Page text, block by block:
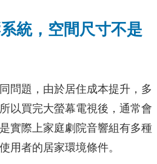
統，空間尺寸不是
問題，由於居住成本提升，多
以買完大螢幕電視後，通常會
實際上家庭劇院音響組有多種
用者的居家環境條件。